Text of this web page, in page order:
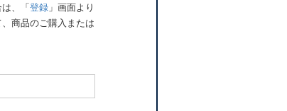
、「登録 」画面より
商品のご購入または